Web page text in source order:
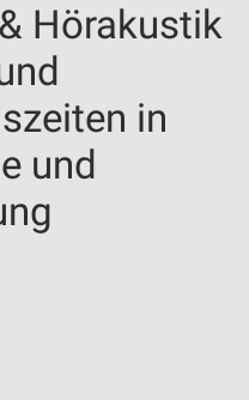
Hörakustik
in
und